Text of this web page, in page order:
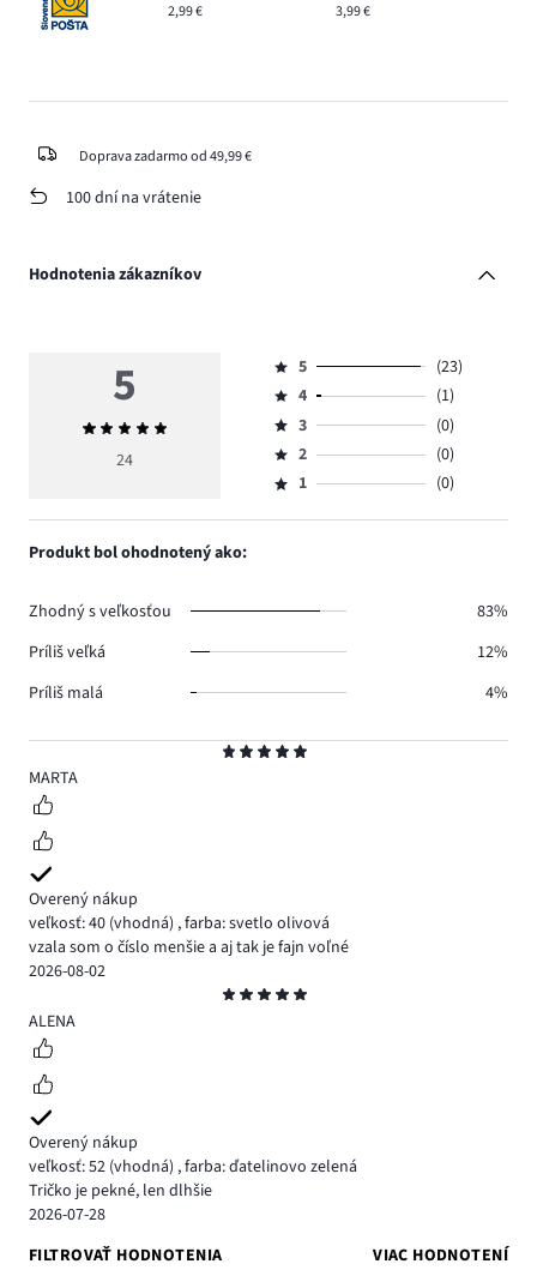
2,99 € 3,99 €
Doprava zadarmo od 49,99 €
100 dní na vrátenie
Hodnotenia zákazníkov
5
MARTA
Overený nákup
veľkosť: 40 (vhodná) ,farba: svetlo olivová
vzala som o číslo menšie a aj tak je fajn voľné
2026-08-02
5
ALENA
Overený nákup
veľkosť: 52 (vhodná) ,farba: ďatelinovo zelená
Tričko je pekné, len dlhšie
2026-07-28
FILTROVAŤ HODNOTENIA
VIAC HODNOTENÍ
5
Priemerné
hodnotenie
24
Hodnotenie
5,
počet
hlasov
23.
5
(23)
Hodnotenie
4,
počet
hlasov
4
(1)
Hodnotenie
3,
počet
3
(0)
Hodnotenie
2,
2
(0)
Hodnotenie
1,
1 (0)
Produkt bol ohodnotený ako:
Zhodný s veľkosťou
83%
Príliš veľká
12%
Príliš malá
4%